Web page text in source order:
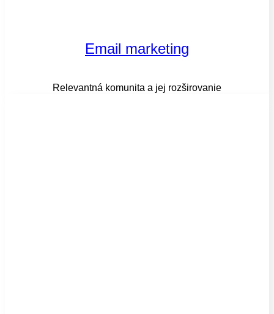
Email marketing
Relevantná komunita a jej rozširovanie